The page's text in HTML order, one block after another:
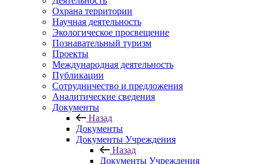
Охрана территории
Научная деятельность
Экологическое просвещение
Познавательный туризм
Проекты
Международная деятельность
Публикации
Сотрудничество и предложения
Аналитические сведения
Документы
Назад
Документы
Документы Учреждения
Назад
Документы Учреждения